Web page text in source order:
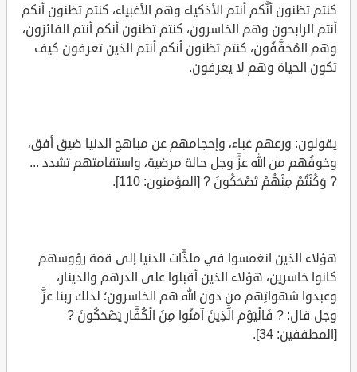
كنتم تظنون أنَّكم أنتم الأذكياء وهم الأغبياء، كنتم تظنون أنكم
أنتم الرابحون وهم الخاسرون، كنتم تظنون أنكم أنتم الفائزون،
وهم المُخفَّفُون، كنتم تظنون أنكم أنتم الذين تعرفون كيف
تكون الحياة وهم لا يعرفون.
يقولون: ورعهم غباء، وإحجامهم عن مباهج الدنيا ضيق أفق،
وخوفُهم من الله عزَّ وجل حالة مرضية، واستقامتهم تشدد ...
? وَكُنْتُمْ مِنْهُمْ تَضْحَكُونَ ? [المؤمنون: 110].
هؤلاء الذين انغمسوا في ملذَّات الدنيا إلى قمة رؤوسهم
كانوا خاسرين، هؤلاء الذين أقبلوا على الدرهم والدينار،
وعبدوا شهواتِهم من دون الله هم الخاسرون؛ لذلك ربنا عزَّ
وجل قال: ? فَالْيَوْمَ الَّذِينَ آمَنُوا مِنَ الْكُفَّارِ يَضْحَكُونَ ?
[المطففين: 34].